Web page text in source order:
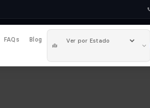
FAQs
Blog